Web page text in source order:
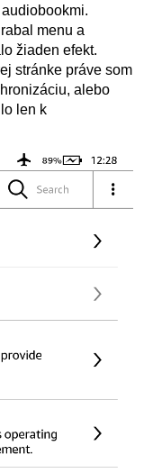
menu a
žiaden efekt.
stránke práve som
alebo
len k